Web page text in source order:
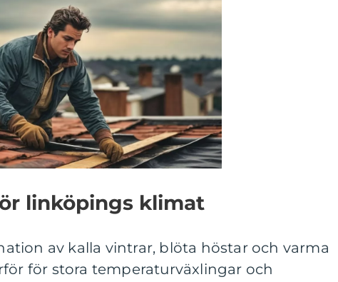
linköpings klimat
av kalla vintrar, blöta höstar och varma
för stora temperaturväxlingar och